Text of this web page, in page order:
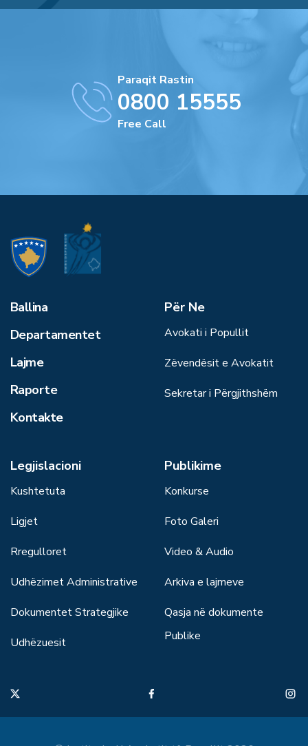
Paraqit Rastin
0800 15555
Free Call
Ballina
Departamentet
Lajme
Raporte
Kontakte
Për Ne
Avokati i Popullit
Zëvendësit e Avokatit
Sekretar i Përgjithshëm
Legjislacioni
Kushtetuta
Ligjet
Rregulloret
Udhëzimet Administrative
Dokumentet Strategjike
Udhëzuesit
Publikime
Konkurse
Foto Galeri
Video & Audio
Arkiva e lajmeve
Qasja në dokumente
Publike